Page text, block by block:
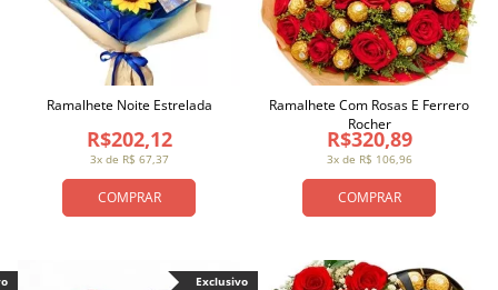
COMPRAR
3x de R$ 67,37
R$202,12
Ramalhete Noite Estrelada
COMPRAR
3x de R$ 106,96
R$320,89
Ramalhete Com Rosas E Ferrero
Rocher
Exclusivo